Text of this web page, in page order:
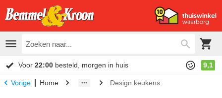
Voor 22:00 besteld, morgen in huis 9,1
Vorige Home Design keukens